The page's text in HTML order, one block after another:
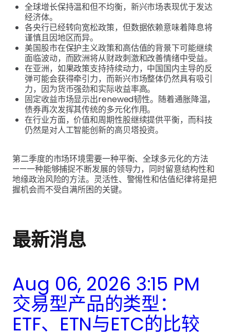
全球增长保持温和但不均衡，新兴市场表现优于发达
经济体。
各央行已经转向宽松政策，但数据依赖意味着降息将
谨慎且因地区而异。
美国股市在保护主义政策和高估值的背景下可能继续
面临波动，而欧洲将从财政刺激和改善情绪中受益。
在亚洲，如果政策支持持续动力，中国国内主导的反
弹可能会获得牵引力，而新兴市场整体仍然具有吸引
力，因为货币强劲和实际收益率高。
固定收益市场显示出renewed韧性。随着通胀降温，
债券再次发挥其传统的多元化作用。
在行业方面，价值和周期性股继续提供平衡，而科技
仍然是对人工智能创新的高贝塔投资。
第二季度的市场环境需要一种平衡、全球多元化的方法
——一种能够捕捉不断发展的领导力，同时留意结构性和
地缘政治风险的方法。灵活性、警惕性和估值纪律将是把
握机会而不受自满所困的关键。
最新消息
Aug 06, 2026 3:15 PM
交易型产品的类型：
ETF、ETN与ETC的比较